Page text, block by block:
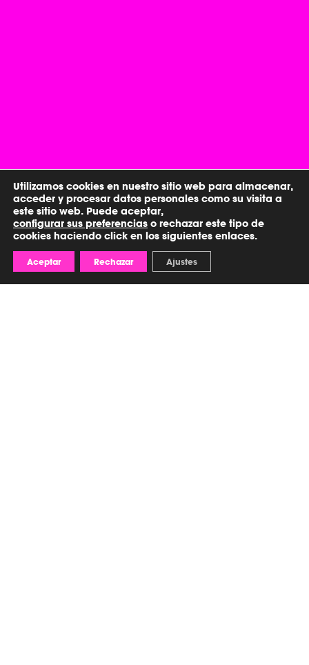
Utilizamos cookies en nuestro sitio web para almacenar,
acceder y procesar datos personales como su visita a
este sitio web. Puede aceptar,
configurar sus preferencias o rechazar este tipo de
cookies haciendo click en los siguientes enlaces.
Aceptar Rechazar Ajustes